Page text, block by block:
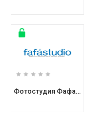
Фотостудия Фафастудио / Fafastudio